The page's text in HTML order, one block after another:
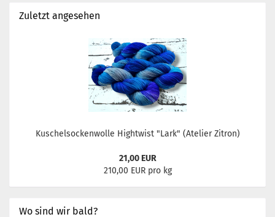
Zuletzt angesehen
Kuschelsockenwolle Hightwist "Lark" (Atelier Zitron)
21,00 EUR
210,00 EUR pro kg
Wo sind wir bald?